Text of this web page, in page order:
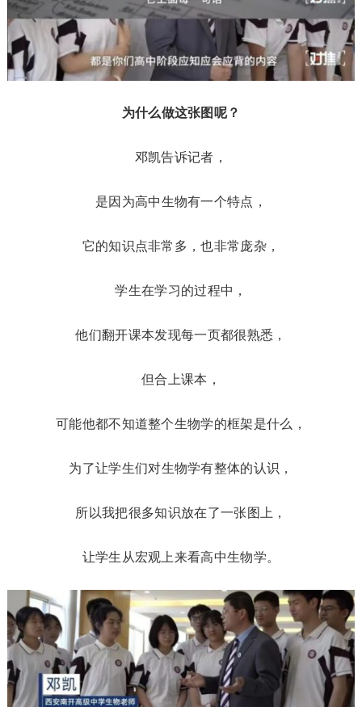
为什么做这张图呢？
邓凯告诉记者，
是因为高中生物有一个特点，
它的知识点非常多，也非常庞杂，
学生在学习的过程中，
他们翻开课本发现每一页都很熟悉，
但合上课本，
可能他都不知道整个生物学的框架是什么，
为了让学生们对生物学有整体的认识，
所以我把很多知识放在了一张图上，
让学生从宏观上来看高中生物学。